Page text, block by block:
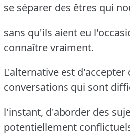
se séparer des êtres qui
sans qu'ils aient eu
connaître vraiment.
L'alternative est d'accepter
conversations qui sont
l'instant, d'aborder des
potentiellement